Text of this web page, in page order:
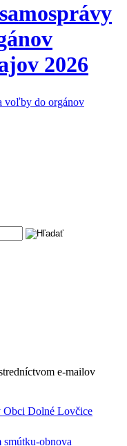
2026
e-mailov